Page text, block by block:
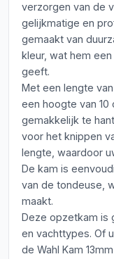
verzorgen van de
gelijkmatige en
gemaakt van
kleur, wat hem
geeft.
Met een lengte
een hoogte van
gemakkelijk te
voor het knippen
lengte, waardoor
De kam is
van de tondeuse,
maakt.
Deze opzetkam is
en vachttypes. Of
de Wahl Kam